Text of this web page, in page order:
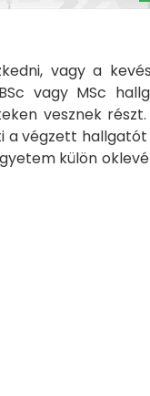
vagy a
vagy MSc
vesznek
végzett hallgatót
külön